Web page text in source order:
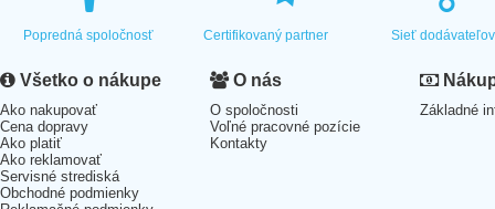
Popredná spoločnosť Certifikovaný partner Sieť dodávateľov
Všetko o nákupe
Ako nakupovať
Cena dopravy
Ako platiť
Ako reklamovať
Servisné strediská
Obchodné podmienky
O nás
O spoločnosti
Voľné pracovné pozície
Kontakty
Základné